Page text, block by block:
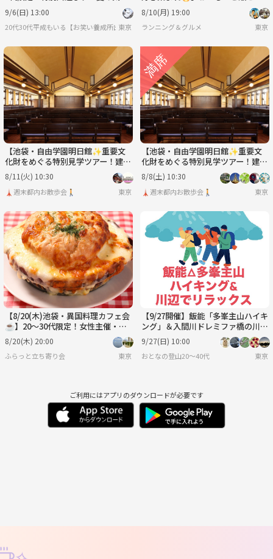
を満喫しよう
9/6(日) 13:00
20代30代平成もいる【お笑い養成所出身】参加しやすさ重視&しゃべりたい😊⭐️行き
東京
フレッシュ体験！20代30代限定ラ
ンイベント
8/10(月) 19:00
ランニング＆グルメ 東京
【池袋・自由学園明日館✨重要文
化財をめぐる特別見学ツアー！建築
好き歓迎／
8/11(火) 10:30
🗼週末都内お散歩会🚶 東京
【池袋・自由学園明日館✨重要文
化財をめぐる特別見学ツアー！建築
好き歓迎／
8/8(土) 10:30
🗼週末都内お散歩会🚶 東京
【8/20(木)池袋・異国料理カフェ会
☕️】20～30代限定！女性主催・少
人数で楽しむスペシャルナイト🌃
8/20(木) 20:00
ふらっと立ち寄り会 東京
【9/27開催】飯能「多峯主山ハイキ
ング」＆入間川ドレミファ橋の川辺
リラックス体験！🌿✨
9/27(日) 10:00
おとなの登山20〜40代 東京
ご利用にはアプリのダウンロードが必要です